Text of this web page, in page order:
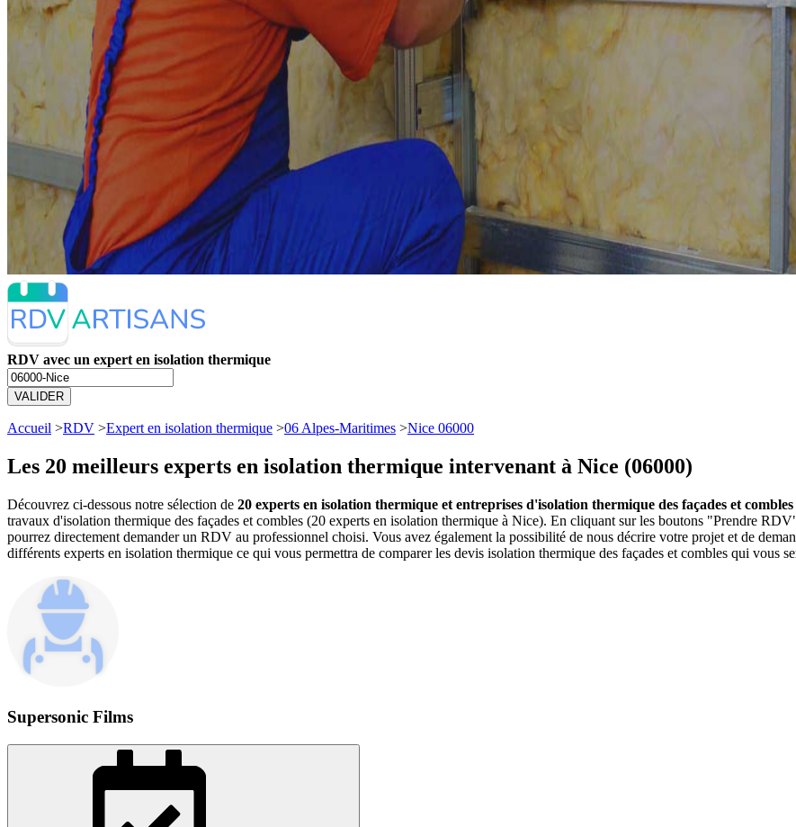
RDV avec un expert en isolation thermique
VALIDER
Accueil >RDV >Expert en isolation thermique >06 Alpes-Maritimes >Nice 06000
Les 20 meilleurs experts en isolation thermique intervenant à Nice (06000)
Découvrez ci-dessous notre sélection de 20 experts en isolation thermique et entreprises d'isolation thermique des façades et
travaux d'isolation thermique des façades et combles (20 experts en isolation thermique à Nice). En cliquant sur les boutons "Prendre
pourrez directement demander un RDV au professionnel choisi. Vous avez également la possibilité de nous décrire votre projet et de
différents experts en isolation thermique ce qui vous permettra de comparer les devis isolation thermique des façades et combles qui vous
Supersonic Films